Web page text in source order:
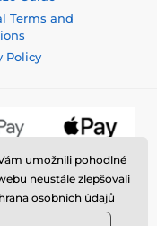
Terms and
Policy
umožnili pohodlné
neustále zlepšovali
osobních údajů